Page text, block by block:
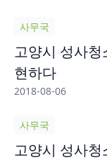
사무국
고양시 성사청
현하다
2018-08-06
사무국
고양시 성사